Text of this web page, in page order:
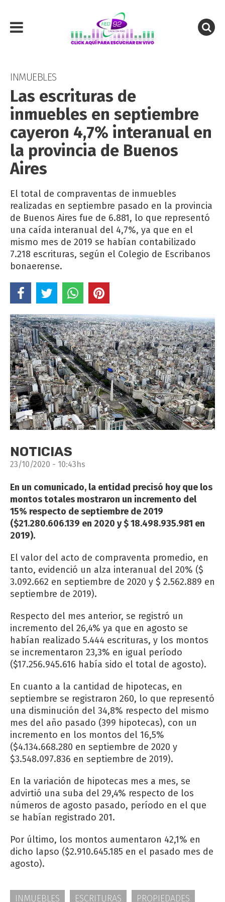
INMUEBLES
Las escrituras de
inmuebles en septiembre
cayeron 4,7% interanual en
la provincia de Buenos
Aires
El total de compraventas de inmuebles
realizadas en septiembre pasado en la provincia
de Buenos Aires fue de 6.881, lo que representó
una caída interanual del 4,7%, ya que en el
mismo mes de 2019 se habían contabilizado
7.218 escrituras, según el Colegio de Escribanos
bonaerense.
NOTICIAS
23/10/2020 - 10:43hs
En un comunicado, la entidad precisó hoy que los
montos totales mostraron un incremento del
15% respecto de septiembre de 2019
($21.280.606.139 en 2020 y $ 18.498.935.981 en
2019).
El valor del acto de compraventa promedio, en
tanto, evidenció un alza interanual del 20% ($
3.092.662 en septiembre de 2020 y $ 2.562.889 en
septiembre de 2019).
Respecto del mes anterior, se registró un
incremento del 26,4% ya que en agosto se
habían realizado 5.444 escrituras, y los montos
se incrementaron 23,3% en igual período
($17.256.945.616 había sido el total de agosto).
En cuanto a la cantidad de hipotecas, en
septiembre se registraron 260, lo que representó
una disminución del 34,8% respecto del mismo
mes del año pasado (399 hipotecas), con un
incremento en los montos del 16,5%
($4.134.668.280 en septiembre de 2020 y
$3.548.097.836 en septiembre de 2019).
En la variación de hipotecas mes a mes, se
advirtió una suba del 29,4% respecto de los
números de agosto pasado, período en el que
se habían registrado 201.
Por último, los montos aumentaron 42,1% en
dicho lapso ($2.910.645.185 en el pasado mes de
agosto).
INMUEBLES ESCRITURAS
PROPIEDADES